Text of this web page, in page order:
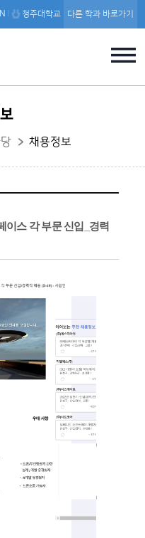
기 청주대학교 다른 학과 바로가기
채용정보
이스 각 부문 신입_경력